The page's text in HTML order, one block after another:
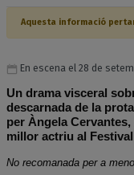
Aquesta informació
En escena el 28 de
Un drama visceral
descarnada de la
per Àngela
millor actriu al
No recomanada per a